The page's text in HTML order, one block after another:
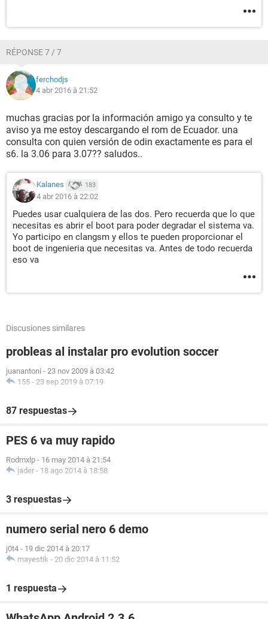
RÉPONSE 7 / 7
ferchodjs
4 abr 2016 à 21:52
muchas gracias por la información amigo ya consulto y te
aviso ya me estoy descargando el rom de Ecuador. una
consulta con quien versión de odin exactamente es para el
s6. la 3.06 para 3.07?? saludos..
Kalanes 183
4 abr 2016 à 22:02
Puedes usar cualquiera de las dos. Pero recuerda que lo que
necesitas es abrir el boot para poder degradar el sistema va.
Yo participo en clangsm y ellos te pueden proporcionar el
boot de ingenieria que necesitas va. Antes de todo recuerda
eso va
Discusiones similares
probleas al instalar pro evolution soccer
juanantoni - 23 nov 2009 à 03:42
155 - 23 sep 2019 à 07:19
87 respuestas
PES 6 va muy rapido
Rodmxlp - 16 may 2014 à 21:54
jader - 18 ago 2014 à 18:58
3 respuestas
numero serial nero 6 demo
j0t4 - 19 dic 2014 à 20:17
mayestik - 20 dic 2014 à 11:52
1 respuesta